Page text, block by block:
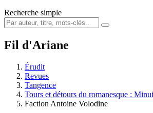
Recherche simple
Fil d'Ariane
Érudit
Revues
Tangence
Tours et détours du romanesque :
Faction Antoine Volodine